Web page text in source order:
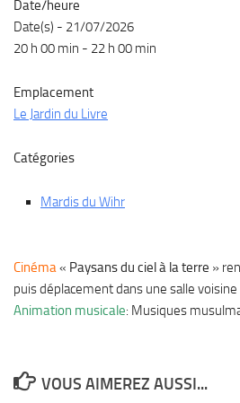
Date/heure
Date(s) - 21/07/2026
20 h 00 min - 22 h 00 min
Emplacement
Le Jardin du Livre
Catégories
Mardis du Wihr
Cinéma « Paysans du ciel à la terre »
puis déplacement dans une salle
Animation musicale: Musiques
VOUS AIMEREZ AUSSI...